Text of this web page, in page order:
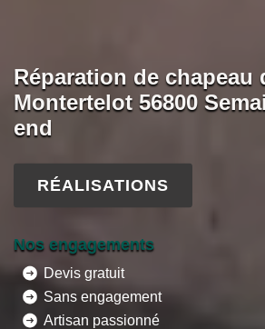
Réparation de chapeau
Montertelot 56800
end
RÉALISATIONS
Nos engagements
Devis gratuit
Sans engagement
Artisan passionné